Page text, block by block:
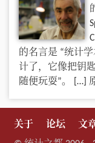
的名言是 “统计
计了，它像把钥
随便玩耍”。 […]
关于 论坛 文